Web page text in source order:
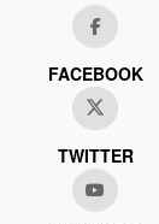
FACEBOOK
TWITTER